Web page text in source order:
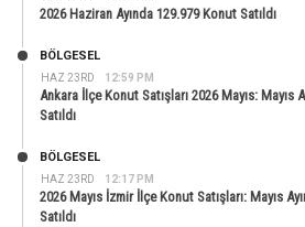
2026 Haziran Ayında 129.979 Konut Satıldı
HAZ 23RD 12:59 PM
BÖLGESEL
Ankara İlçe Konut Satışları 2026 Mayıs: Mayıs
Satıldı
HAZ 23RD 12:17 PM
BÖLGESEL
2026 Mayıs İzmir İlçe Konut Satışları: Mayıs
Satıldı